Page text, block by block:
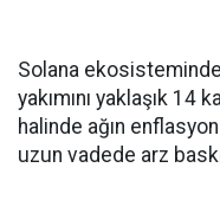
Solana
yakımını yaklaşık 14
halinde ağın
uzun vadede arz